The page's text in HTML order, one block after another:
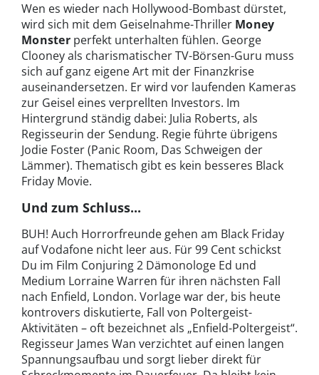
Wen es wieder nach Hollywood-Bombast dürstet,
wird sich mit dem Geiselnahme-Thriller Money
Monsterperfekt unterhalten fühlen. George
Clooney als charismatischer TV-Börsen-Guru muss
sich auf ganz eigene Art mit der Finanzkrise
auseinandersetzen. Er wird vor laufenden Kameras
zur Geisel eines verprellten Investors. Im
Hintergrund ständig dabei: Julia Roberts, als
Regisseurin der Sendung. Regie führte übrigens
Jodie Foster (Panic Room, Das Schweigen der
Lämmer). Thematisch gibt es kein besseres Black
Friday Movie.
Und zum Schluss...
BUH! Auch Horrorfreunde gehen am Black Friday
auf Vodafone nicht leer aus. Für 99 Cent schickst
Du im Film Conjuring 2 Dämonologe Ed und
Medium Lorraine Warren für ihren nächsten Fall
nach Enfield, London. Vorlage war der, bis heute
kontrovers diskutierte, Fall von Poltergeist-
Aktivitäten – oft bezeichnet als „Enfield-Poltergeist“.
Regisseur James Wan verzichtet auf einen langen
Spannungsaufbau und sorgt lieber direkt für